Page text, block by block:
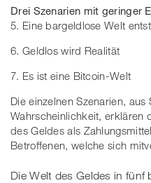
Drei Szenarien mit geringer
5. Eine bargeldlose Welt
6. Geldlos wird Realität
7. Es ist eine Bitcoin-Welt
Die einzelnen Szenarien,
Wahrscheinlichkeit, erklären
des Geldes als
Betroffenen, welche sich
Die Welt des Geldes in fünf